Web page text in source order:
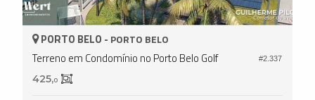
#2.337
PORTO BELO - PORTO BELO
Terreno em Condomínio no Porto Belo Golf
425,0